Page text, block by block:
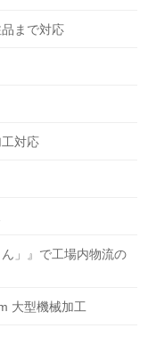
まで対応
対応
」』で工場内物流の
大型機械加工